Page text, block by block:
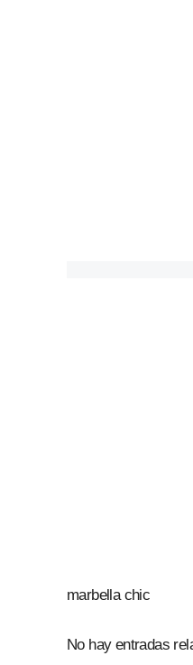
marbella chic
No hay entradas